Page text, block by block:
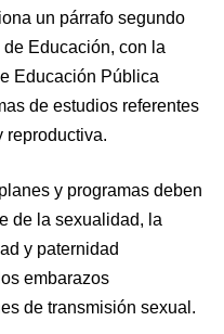
un párrafo segundo
Educación, con la
Educación Pública
de estudios referentes
reproductiva.
y programas deben
de la sexualidad, la
y paternidad
embarazos
de transmisión sexual.